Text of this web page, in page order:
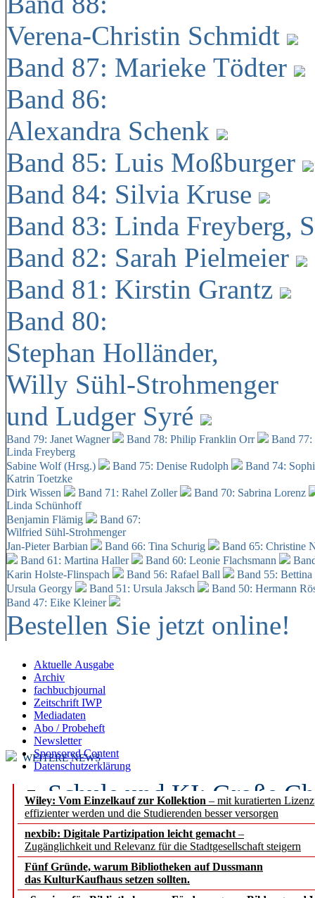
Verena-Christin Schmidt
Band 87: Marieke Tödter
Band 86:
Alexandra Schenk
Band 85: Luis Moßburger
Band 84: Silvia Kruse
Band 83: Linda Freyberg,
Band 82: Sarah Pielmeier
Band 81: Kirstin Grantz
Band 80:
Stephan Holländer,
Willy Sühl-Strohmenger
und Ludger Syré
Band 79: Janet Wagner Band 78: Philip Franklin Orr
Band
Linda Freyberg
Sabine Wolf (Hrsg.)
Band 75: Denise Rudolph
Band 74:
Katrin Toetzke
Dirk Wissen
Band 71: Rahel Zoller
Band 70: Sabrina Lorenz
Linda Schünhoff
Benjamin Flämig
Band 67:
Wilfried Sühl-Strohmenger
Jan-Pieter Barbian
Band 66: Tina Schurig
Band 65: Christine
Band 61: Martina Haller
Band 60: Leonie Flachsmann
Karin Holste-Flinspach
Band 56: Rafael Ball
Band 55:
Ursula Georgy
Band 51: Ursula Jaksch Band 50: Hermann
Band 47: Eike Kleiner
Bestellen Sie jetzt online!
Aktuelle Ausgabe
Archiv
fachbuchjournal
Zeitschrift IWP
Mediadaten
Abo / Probeheft
Newsletter
Sponsored Content
Datenschutzerklärung
Wiley: Vom Einzelkauf zur Kollektion – mit kuratierten
effizienter werden und die Studierenden besser versorgen
nexbib: Digitale Partizipation leicht gemacht –
Zugänglichkeit und Relevanz für die Stadtgesellschaft steigern
Fünf Gründe, warum Bibliotheken auf Dussmann
das KulturKaufhaus setzen sollten.
WEITERE NEWS
Schule und KI: Große
Voraussetzungen
Erfolgreiches erstes
Segment Research –